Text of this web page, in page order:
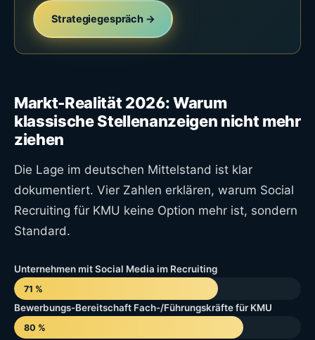
Strategiegespräch →
Markt-Realität 2026: Warum
klassische Stellenanzeigen nicht mehr
ziehen
Die Lage im deutschen Mittelstand ist klar
dokumentiert. Vier Zahlen erklären, warum Social
Recruiting für KMU keine Option mehr ist, sondern
Standard.
Unternehmen mit Social Media im Recruiting
71 %
Bewerbungs-Bereitschaft Fach-/Führungskräfte für KMU
80 %